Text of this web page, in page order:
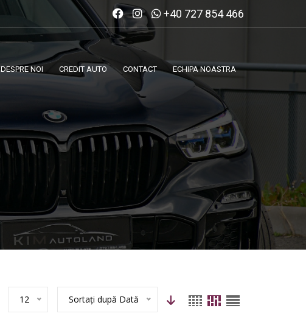
+40 727 854 466
DESPRE NOI CREDIT AUTO CONTACT ECHIPA NOASTRA
12 Sortați după Dată